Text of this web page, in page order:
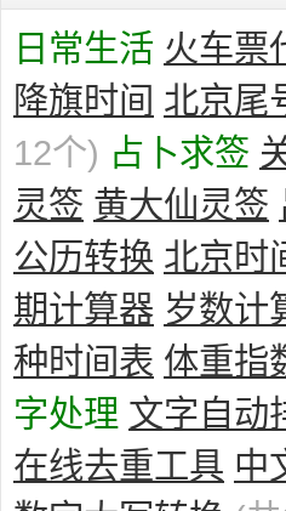
日常生活 火车票
降旗时间 北京尾
12个) 占卜求签
灵签 黄大仙灵签
公历转换 北京时
期计算器 岁数计
种时间表 体重指
字处理 文字自动
在线去重工具 中